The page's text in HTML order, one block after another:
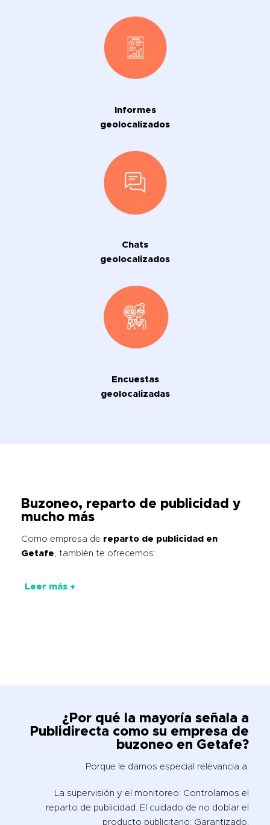
Informes
geolocalizados
Chats
geolocalizados
Encuestas
geolocalizadas
Buzoneo, reparto de publicidad y
mucho más
Como empresa de reparto de publicidad en
Getafe , también te ofrecemos:
Leer más +
¿Por qué la mayoría señala a
Publidirecta como su empresa de
buzoneo en Getafe?
Porque le damos especial relevancia a:
La supervisión y el monitoreo: Controlamos el
reparto de publicidad. El cuidado de no doblar el
producto publicitario: Garantizado.